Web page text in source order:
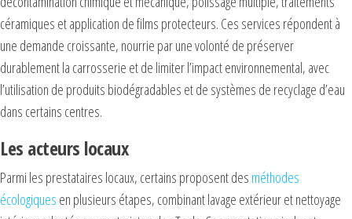
céramiques et application de films protecteurs. Ces services répondent à
une demande croissante, nourrie par une volonté de préserver
durablement la carrosserie et de limiter l’impact environnemental, avec
l’utilisation de produits biodégradables et de systèmes de recyclage d’eau
dans certains centres.
Les acteurs locaux
Parmi les prestataires locaux, certains proposent des méthodes
écologiques en plusieurs étapes, combinant lavage extérieur et nettoyage